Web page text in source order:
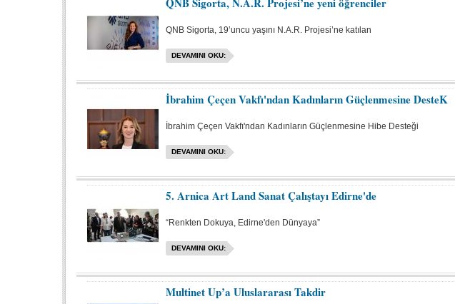
QNB Sigorta, 19’uncu yaşını N.A.R. Projesi’ne katılan
DEVAMINI OKU:
İbrahim Çeçen Vakfı'ndan Kadınların Güçlenmesine DesteK
İbrahim Çeçen Vakfı'ndan Kadınların Güçlenmesine Hibe Desteği
DEVAMINI OKU:
5. Arnica Art Land Sanat Çalıştayı Edirne'de
“Renkten Dokuya, Edirne'den Dünyaya”
DEVAMINI OKU:
Multinet Up’a Uluslararası Takdir